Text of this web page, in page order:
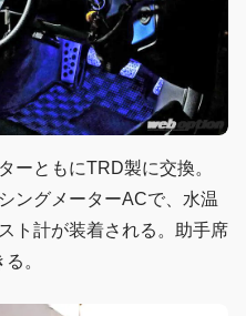
ーともにTRD製に交換。
ングメーターACで、水温
ト計が装着される。助手席
。